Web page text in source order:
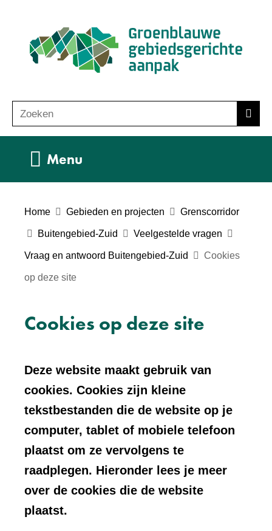
naar
de
inhoud
o
e
Zoeken
Menu
Home Gebieden en projecten Grenscorridor
Buitengebied-Zuid Veelgestelde vragen
Vraag en antwoord Buitengebied-Zuid Cookies
op deze site
Cookies op deze site
Deze website maakt gebruik van
cookies. Cookies zijn kleine
tekstbestanden die de website op je
computer, tablet of mobiele telefoon
plaatst om ze vervolgens te
raadplegen. Hieronder lees je meer
over de cookies die de website
plaatst.